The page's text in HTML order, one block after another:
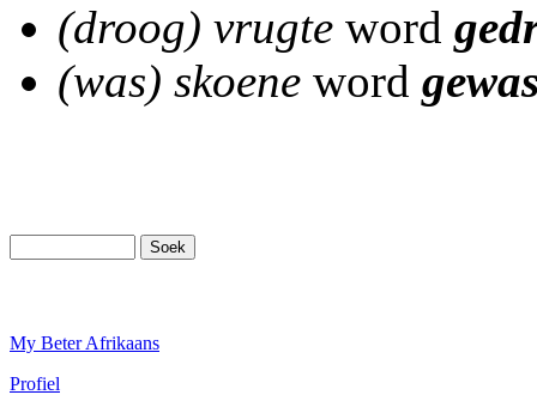
(droog) vrugte word
(was) skoene word
My Beter Afrikaans
Profiel